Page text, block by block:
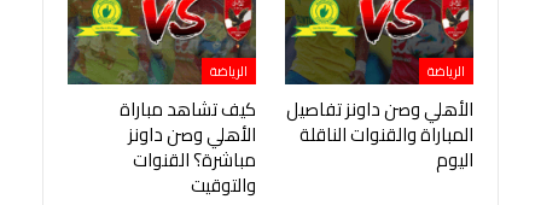
الرياضة
الأهلي وصن داونز تفاصيل
المباراة والقنوات الناقلة
اليوم
الرياضة
كيف تشاهد مباراة
الأهلي وصن داونز
مباشرة؟ القنوات
والتوقيت